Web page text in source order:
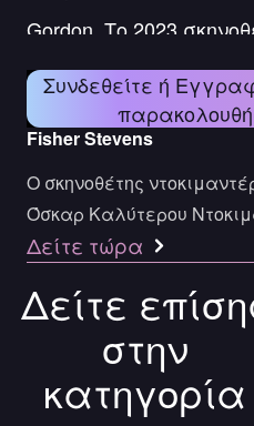
Gordon. Το 2023
ντοκιμαντέρ για την
Beckham στο Netflix.
Συνδεθείτε ή
Fisher Stevens
O σκηνοθέτης
Όσκαρ Καλύτερου
Δείτε τώρα
Δείτε
στην
κατηγορία